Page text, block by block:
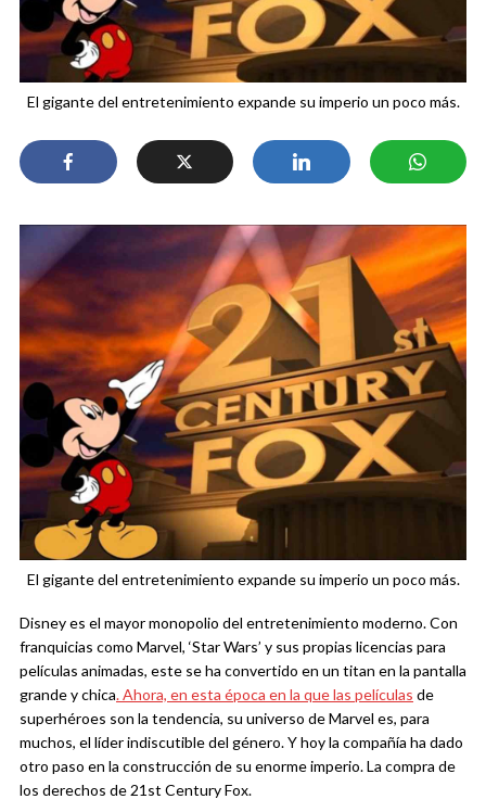
El gigante del entretenimiento expande su imperio un poco más.
El gigante del entretenimiento expande su imperio un poco más.
Disney es el mayor monopolio del entretenimiento moderno. Con
franquicias como Marvel, ‘Star Wars’ y sus propias licencias para
películas animadas, este se ha convertido en un titan en la pantalla
grande y chica. Ahora, en esta época en la que las películas de
superhéroes son la tendencia, su universo de Marvel es, para
muchos, el líder indiscutible del género. Y hoy la compañía ha dado
otro paso en la construcción de su enorme imperio. La compra de
los derechos de 21st Century Fox.